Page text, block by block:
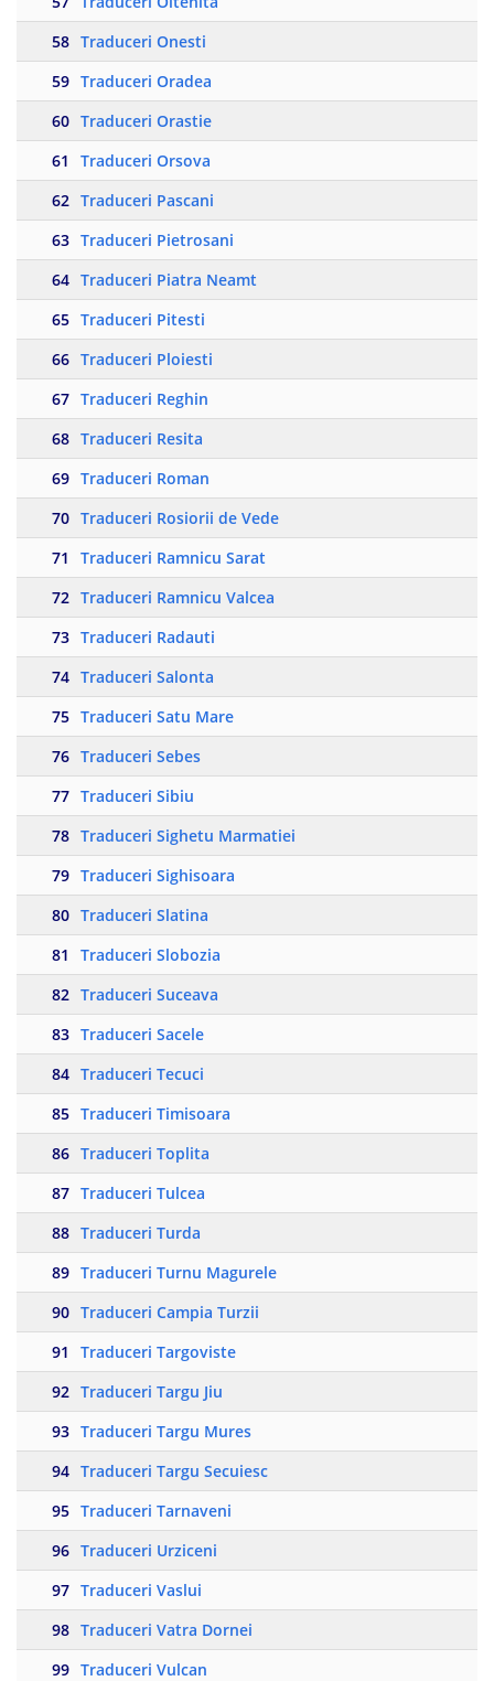
58 Traduceri Onesti
59 Traduceri Oradea
60 Traduceri Orastie
61
Traduceri Orsova
62 Traduceri Pascani
63 Traduceri Pietrosani
64 Traduceri Piatra Neamt
65 Traduceri Pitesti
66 Traduceri Ploiesti
67 Traduceri Reghin
68 Traduceri Resita
69 Traduceri Roman
70 Traduceri Rosiorii de Vede
71
Traduceri Ramnicu Sarat
72 Traduceri Ramnicu Valcea
73 Traduceri Radauti
74 Traduceri Salonta
75 Traduceri Satu Mare
76 Traduceri Sebes
77 Traduceri Sibiu
78 Traduceri Sighetu Marmatiei
79 Traduceri Sighisoara
80 Traduceri Slatina
81
Traduceri Slobozia
82 Traduceri Suceava
83 Traduceri Sacele
84 Traduceri Tecuci
85 Traduceri Timisoara
86 Traduceri Toplita
87 Traduceri Tulcea
88 Traduceri Turda
89 Traduceri Turnu Magurele
90 Traduceri Campia Turzii
91
Traduceri Targoviste
92 Traduceri Targu Jiu
93 Traduceri Targu Mures
94 Traduceri Targu Secuiesc
95 Traduceri Tarnaveni
96 Traduceri Urziceni
97 Traduceri Vaslui
98 Traduceri Vatra Dornei
99 Traduceri Vulcan